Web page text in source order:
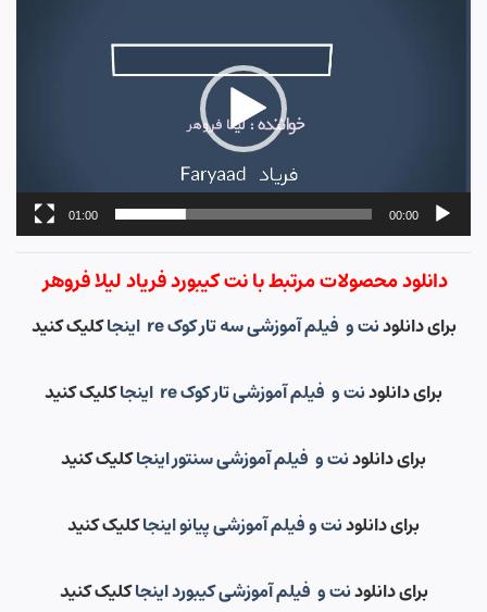
00:00
01:00
دانلود محصولات مرتبط با نت کیبورد فریاد لیلا فروهر
برای دانلودنت و فیلم آموزشی سه تار کوک re اینجا کلیک کنید
برای دانلودنت و فیلم آموزشی تار کوک re اینجا کلیک کنید
برای دانلودنت و فیلم آموزشی سنتور اینجاکلیک کنید
برای دانلودنت و فیلم آموزشی پیانو اینجاکلیک کنید
برای دانلودنت و فیلم آموزشی کیبورد اینجاکلیک کنید